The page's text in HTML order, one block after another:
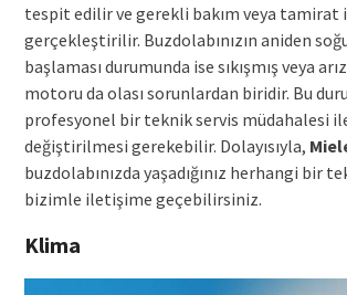
tespit edilir ve gerekli bakım veya tamirat
gerçekleştirilir. Buzdolabınızın aniden
başlaması durumunda ise sıkışmış veya
motoru da olası sorunlardan biridir. Bu
profesyonel bir teknik servis müdahalesi
değiştirilmesi gerekebilir. Dolayısıyla,
buzdolabınızda yaşadığınız herhangi bir
bizimle iletişime geçebilirsiniz.
Klima